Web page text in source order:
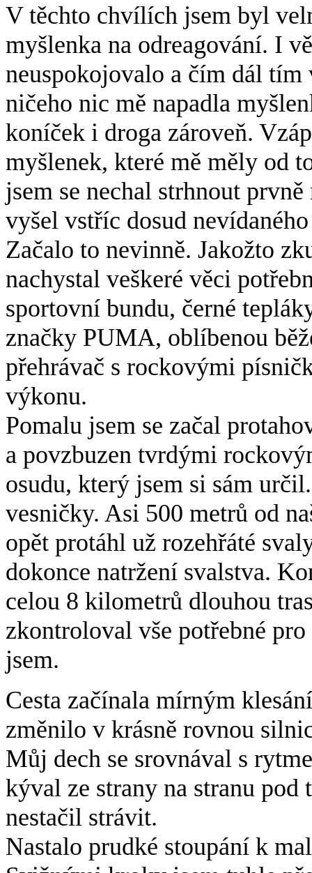
V těchto chvílích jsem byl
myšlenka na odreagování. I
neuspokojovalo a čím dál
ničeho nic mě napadla
koníček i droga zároveň.
myšlenek, které mě měly od
jsem se nechal strhnout
vyšel vstříc dosud
Začalo to nevinně. Jakožto
nachystal veškeré věci
sportovní bundu, černé
značky PUMA, oblíbenou
přehrávač s rockovými
výkonu.
Pomalu jsem se začal
a povzbuzen tvrdými
osudu, který jsem si sám
vesničky. Asi 500 metrů od
opět protáhl už rozehřáté
dokonce natržení svalstva.
celou 8 kilometrů dlouhou
zkontroloval vše potřebné
jsem.
Cesta začínala mírným
změnilo v krásně rovnou
Můj dech se srovnával s
kýval ze strany na stranu
nestačil strávit.
Nastalo prudké stoupání k